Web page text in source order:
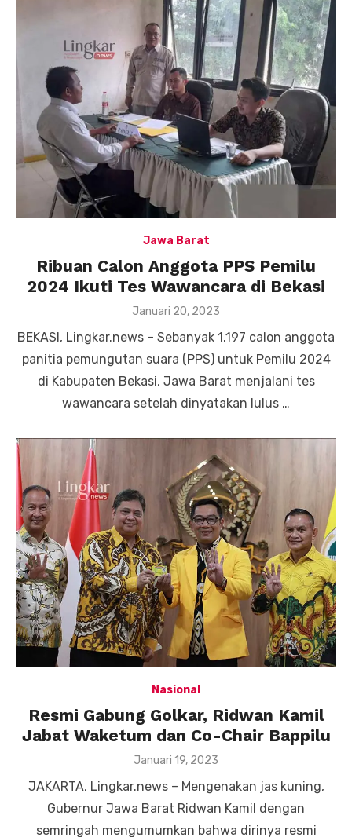
Jawa Barat
Ribuan Calon Anggota PPS Pemilu
2024 Ikuti Tes Wawancara di Bekasi
Posted
Januari 20, 2023
BEKASI, Lingkar.news – Sebanyak 1.197 calon anggota
panitia pemungutan suara (PPS) untuk Pemilu 2024
di Kabupaten Bekasi, Jawa Barat menjalani tes
wawancara setelah dinyatakan lulus …
Nasional
Resmi Gabung Golkar, Ridwan Kamil
Jabat Waketum dan Co-Chair Bappilu
Posted
Januari 19, 2023
JAKARTA, Lingkar.news – Mengenakan jas kuning,
Gubernur Jawa Barat Ridwan Kamil dengan
semringah mengumumkan bahwa dirinya resmi